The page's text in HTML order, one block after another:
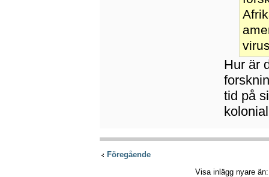
Hur är
tid på
Föregående
Visa inlägg nyare